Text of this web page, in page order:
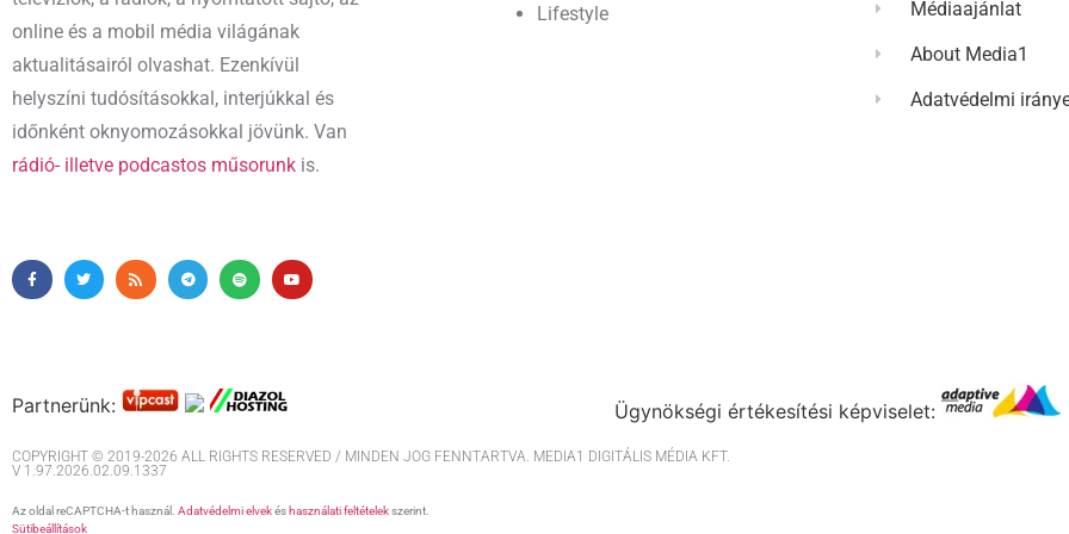
online és a mobil média világának
aktualitásairól olvashat. Ezenkívül
helyszíni tudósításokkal, interjúkkal és
időnként oknyomozásokkal jövünk. Van
rádió- illetve podcastos műsorunk is.
Lifestyle
Médiaajánlat
About Media1
Adatvédelmi
Partnerünk: Ügynökségi értékesítési képviselet:
COPYRIGHT © 2019-2026 ALL RIGHTS RESERVED / MINDEN JOG FENNTARTVA. MEDIA1 DIGITÁLIS MÉDIA KFT.
V 1.97.2026.02.09.1337
Az oldal reCAPTCHA-t használ. Adatvédelmi elvekés használati feltételekszerint.
Sütibeállítások